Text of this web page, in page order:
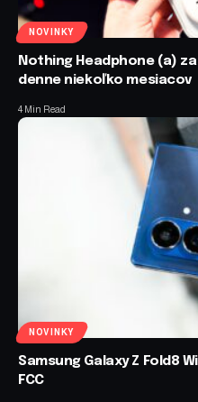
NOVINKY
Nothing Headphone (a)
denne niekoľko mesiacov
4 Min Read
NOVINKY
Samsung Galaxy Z Fold8
FCC